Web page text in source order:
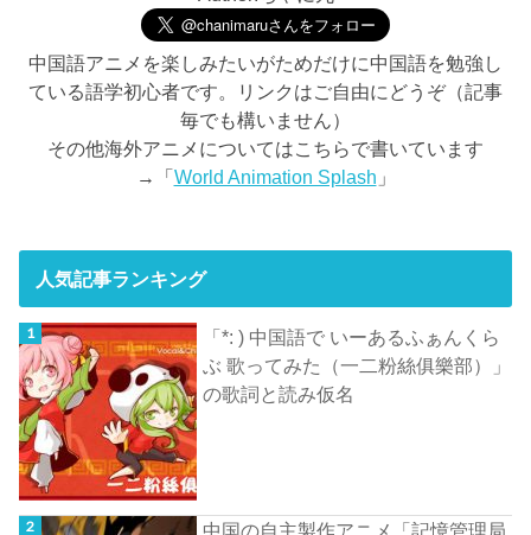
中国語アニメを楽しみたいがためだけに中国語を勉強し
ている語学初心者です。リンクはご自由にどうぞ（記事
毎でも構いません）
その他海外アニメについてはこちらで書いています
→「World Animation Splash 」
人気記事ランキング
「*: ) 中国語で いーあるふぁんくら
ぶ 歌ってみた（一二粉絲俱樂部）」
の歌詞と読み仮名
中国の自主製作アニメ「記憶管理局